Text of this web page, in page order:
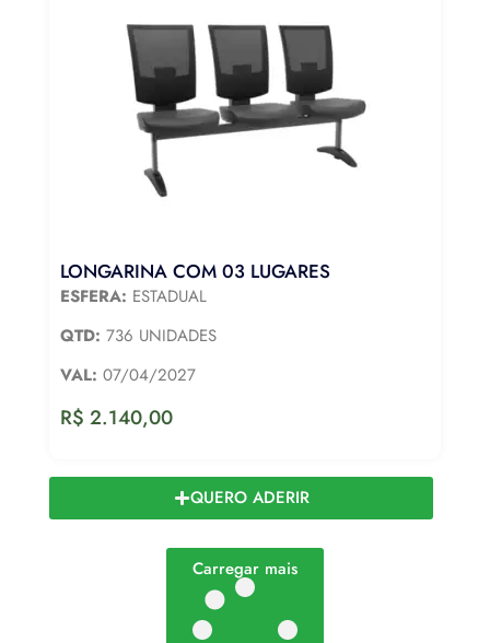
LONGARINA COM 03 LUGARES
ESFERA: ESTADUAL
QTD: 736 UNIDADES
VAL: 07/04/2027
R$ 2.140,00
QUERO ADERIR
Carregar mais